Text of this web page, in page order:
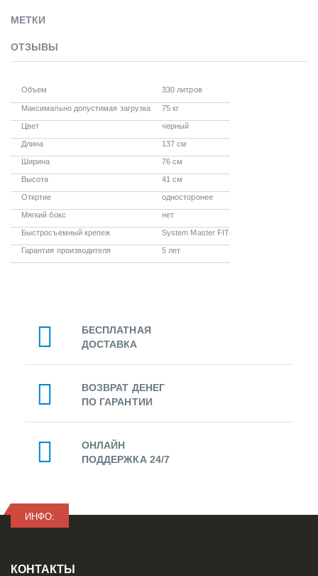
МЕТКИ
ОТЗЫВЫ
Объем 330 литров
Максимально допустимая загрузка 75 кг
Цвет черный
Длина 137 см
Ширина 76 см
Высота 41 см
Откртие односторонее
Мягкий бокс нет
Быстросъемный крепеж System Master FIT
Гарантия производителя 5 лет
БЕСПЛАТНАЯ
ДОСТАВКА
ВОЗВРАТ ДЕНЕГ
ПО ГАРАНТИИ
ОНЛАЙН
ПОДДЕРЖКА 24/7
ИНФО:
КОНТАКТЫ